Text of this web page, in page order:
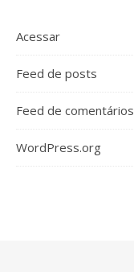
Acessar
Feed de posts
Feed de comentários
WordPress.org